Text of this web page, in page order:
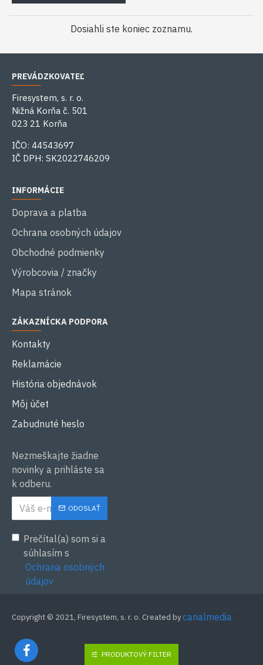
Dosiahli ste koniec zoznamu.
PREVÁDZKOVATEĽ
Firesystem, s. r. o.
Nižná Korňa č. 501
023 21 Korňa
IČO: 44543697
IČ DPH: SK2022746209
INFORMÁCIE
Doprava a platba
Ochrana osobných údajov
Obchodné podmienky
Výrobcovia / značky
Mapa stránok
ZÁKAZNÍCKA PODPORA
Kontakty
Reklamácie
História objednávok
Môj účet
Zabudnuté heslo
Nezmeškajte žiadne
novinky a prihláste sa
k odberu.
ODOSLAŤ
Prečítal(a) som si a
súhlasím s
Ochrana osobných
údajov
Copyright © 2021, Firesystem, s. r. o. Created bycanalmedia
PRODUKTOVÝ FILTER